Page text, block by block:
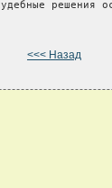
решения
<<< Назад